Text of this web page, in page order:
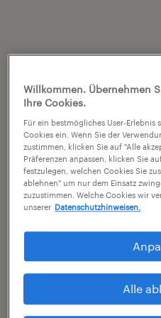
Willkommen. Übernehmen
Ihre Cookies.
Für ein bestmögliches User-Erlebnis
Cookies ein. Wenn Sie der
zustimmen, klicken Sie auf "Alle
Präferenzen anpassen, klicken Sie
festzulegen, welchen Cookies Sie
ablehnen" um nur dem Einsatz
zuzustimmen. Welche Cookies wir
unserer Datenschutzhinweisen.
Alle